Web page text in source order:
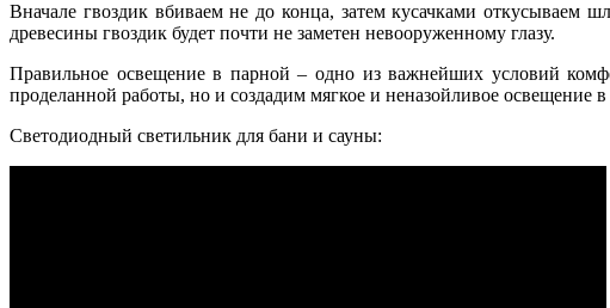
Вначале гвоздик вбиваем не до конца, затем кусачками откусываем
древесины гвоздик будет почти не заметен невооруженному глазу.
Правильное освещение в парной – одно из важнейших условий
проделанной работы, но и создадим мягкое и неназойливое
Светодиодный светильник для бани и сауны: